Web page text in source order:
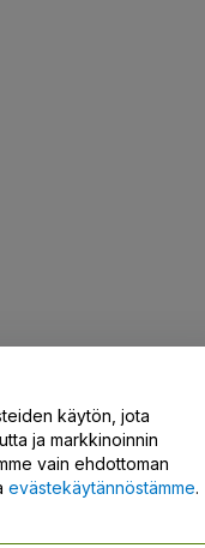
käytön, jota
ja markkinoinnin
vain ehdottoman
evästekäytännöstämme.